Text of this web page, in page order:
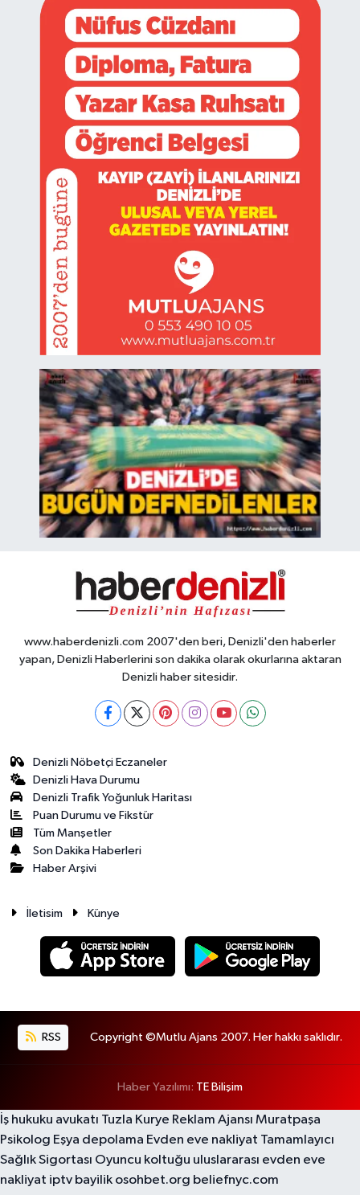
www.haberdenizli.com 2007'den beri, Denizli'den haberler
yapan, Denizli Haberlerini son dakika olarak okurlarına aktaran
Denizli haber sitesidir.
Denizli Nöbetçi Eczaneler
Denizli Hava Durumu
Denizli Trafik Yoğunluk Haritası
Puan Durumu ve Fikstür
Tüm Manşetler
Son Dakika Haberleri
Haber Arşivi
İletisim Künye
RSS Copyright ©Mutlu Ajans 2007. Her hakkı saklıdır.
Haber Yazılımı: TE Bilişim
İş hukuku avukatı Tuzla Kurye Reklam Ajansı Muratpaşa
Psikolog Eşya depolama Evden eve nakliyat Tamamlayıcı
Sağlık Sigortası Oyuncu koltuğu uluslararası evden eve
nakliyat iptv bayilik osohbet.org beliefnyc.com